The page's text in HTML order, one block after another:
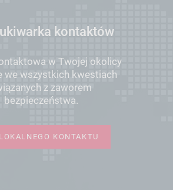
kontaktów
w Twojej okolicy
we wszystkich kwestiach
z zaworem
bezpieczeństwa.
KONTAKTU